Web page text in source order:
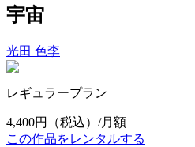
宇宙
光田 色李
レギュラープラン
4,400円
（税込）/月額
この作品をレンタルする